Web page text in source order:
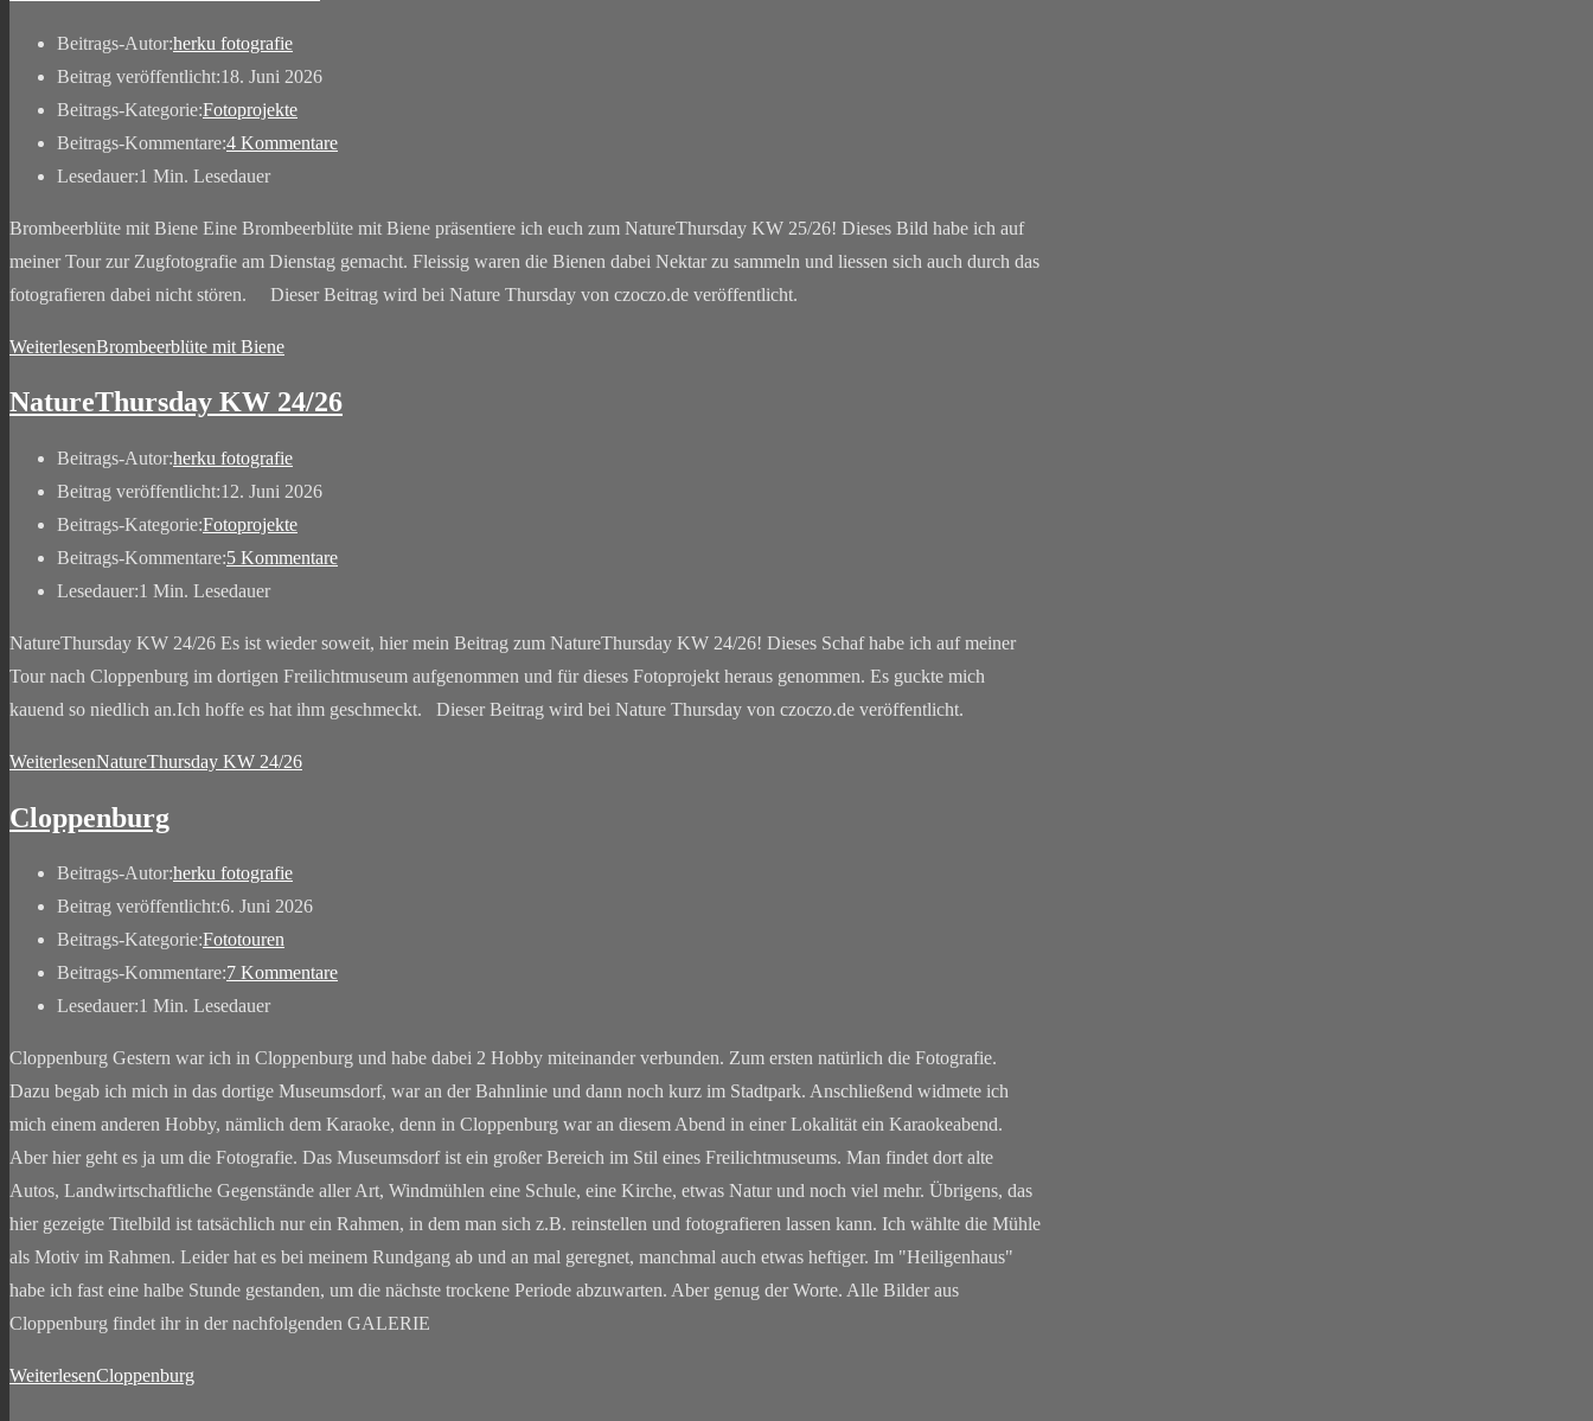
Beitrags-Autor:herku fotografie
Beitrag veröffentlicht:18. Juni 2026
Beitrags-Kategorie:Fotoprojekte
Beitrags-Kommentare:4 Kommentare
Lesedauer:1 Min. Lesedauer
Brombeerblüte mit Biene Eine Brombeerblüte mit Biene präsentiere ich euch zum NatureThursday KW 25/26! Dieses Bild habe ich auf
meiner Tour zur Zugfotografie am Dienstag gemacht. Fleissig waren die Bienen dabei Nektar zu sammeln und liessen sich auch durch das
fotografieren dabei nicht stören. Dieser Beitrag wird bei Nature Thursday von czoczo.de veröffentlicht.
WeiterlesenBrombeerblüte mit Biene
NatureThursday KW 24/26
Beitrags-Autor:herku fotografie
Beitrag veröffentlicht:12. Juni 2026
Beitrags-Kategorie:Fotoprojekte
Beitrags-Kommentare:5 Kommentare
Lesedauer:1 Min. Lesedauer
NatureThursday KW 24/26 Es ist wieder soweit, hier mein Beitrag zum NatureThursday KW 24/26! Dieses Schaf habe ich auf meiner
Tour nach Cloppenburg im dortigen Freilichtmuseum aufgenommen und für dieses Fotoprojekt heraus genommen. Es guckte mich
kauend so niedlich an.Ich hoffe es hat ihm geschmeckt. Dieser Beitrag wird bei Nature Thursday von czoczo.de veröffentlicht.
WeiterlesenNatureThursday KW 24/26
Cloppenburg
Beitrags-Autor:herku fotografie
Beitrag veröffentlicht:6. Juni 2026
Beitrags-Kategorie:Fototouren
Beitrags-Kommentare:7 Kommentare
Lesedauer:1 Min. Lesedauer
Cloppenburg Gestern war ich in Cloppenburg und habe dabei 2 Hobby miteinander verbunden. Zum ersten natürlich die Fotografie.
Dazu begab ich mich in das dortige Museumsdorf, war an der Bahnlinie und dann noch kurz im Stadtpark. Anschließend widmete ich
mich einem anderen Hobby, nämlich dem Karaoke, denn in Cloppenburg war an diesem Abend in einer Lokalität ein Karaokeabend.
Aber hier geht es ja um die Fotografie. Das Museumsdorf ist ein großer Bereich im Stil eines Freilichtmuseums. Man findet dort alte
Autos, Landwirtschaftliche Gegenstände aller Art, Windmühlen eine Schule, eine Kirche, etwas Natur und noch viel mehr. Übrigens, das
hier gezeigte Titelbild ist tatsächlich nur ein Rahmen, in dem man sich z.B. reinstellen und fotografieren lassen kann. Ich wählte die Mühle
als Motiv im Rahmen. Leider hat es bei meinem Rundgang ab und an mal geregnet, manchmal auch etwas heftiger. Im "Heiligenhaus"
habe ich fast eine halbe Stunde gestanden, um die nächste trockene Periode abzuwarten. Aber genug der Worte. Alle Bilder aus
Cloppenburg findet ihr in der nachfolgenden GALERIE
WeiterlesenCloppenburg